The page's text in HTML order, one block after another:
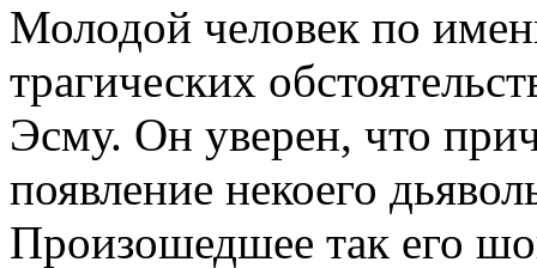
Молодой человек по
трагических
Эсму. Он уверен, что
появление некоего
Произошедшее так его